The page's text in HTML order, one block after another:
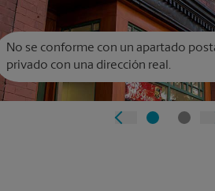
No se conforme con un apartado
privado con una dirección real.